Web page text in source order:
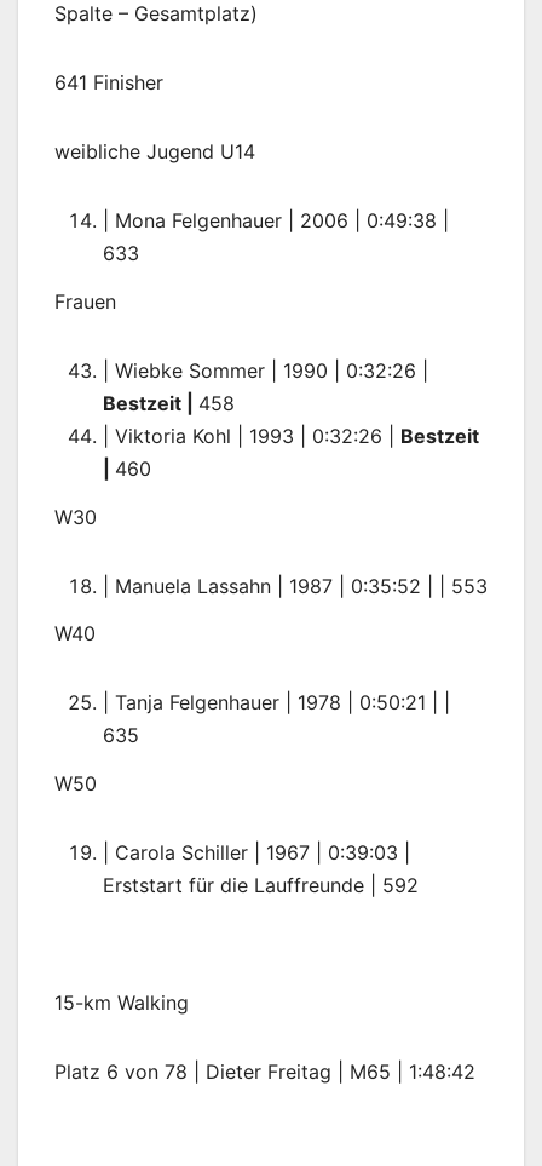
Spalte – Gesamtplatz)
641 Finisher
weibliche Jugend U14
| Mona Felgenhauer | 2006 | 0:49:38 |
633
Frauen
| Wiebke Sommer | 1990 | 0:32:26 |
Bestzeit | 458
| Viktoria Kohl | 1993 | 0:32:26 | Bestzeit
460
W30
| Manuela Lassahn | 1987 | 0:35:52 | | 553
W40
| Tanja Felgenhauer | 1978 | 0:50:21 | |
635
W50
| Carola Schiller | 1967 | 0:39:03 |
Erststart für die Lauffreunde | 592
15-km Walking
Platz 6 von 78 | Dieter Freitag | M65 | 1:48:42